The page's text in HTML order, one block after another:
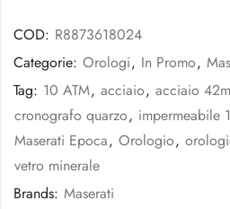
COD: R8873618024
Categorie: Orologi, In Promo,
Tag: 10 ATM, acciaio, acciaio
cronografo quarzo, impermeabile
Maserati Epoca, Orologio,
vetro minerale
Brands: Maserati